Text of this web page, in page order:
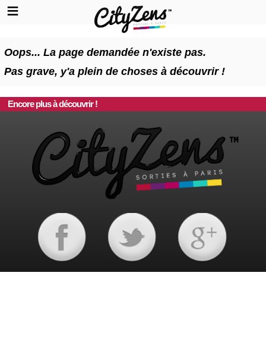
Oops... La page demandée n'existe pas.
Pas grave, y'a plein de choses à découvrir !
Encore plus à découvrir !